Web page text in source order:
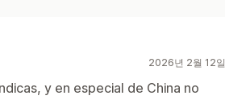
2026년 2월 12일
y en especial de China no